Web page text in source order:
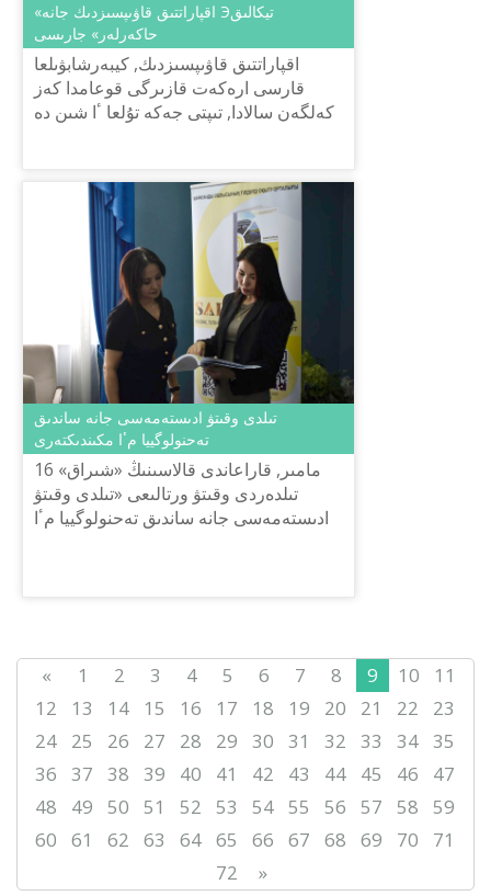
«اقپاراتتىق قاۋىپسىزدىك جانە Эتيكالىق
حاكەرلەر» جارىسى
اقپاراتتىق قاۋىپسىزدىك, كيبەرشابۋىلعا
قارسى ارەكەت قازىرگى قوعامدا كەز
كەلگەن سالادا, تىپتى جەكە تۇلعا ٴا شىن دە
تىلدى وقىتۋ ادىستەمەسى جانە ساندىق
تەحنولوگييا مٴا مكىندىكتەرى
16 مامىر, قاراعاندى قالاسىنىڭ «شىراق»
تىلدەردى وقىتۋ ورتالىعى «تىلدى وقىتۋ
ادىستەمەسى جانە ساندىق تەحنولوگييا مٴا
« 1 2 3 4 5 6 7 8 9 10
11
12
13 14 15 16 17 18 19 20 21 22
23
24
25 26 27 28 29 30 31 32 33 34 35
36
37 38 39 40 41 42 43 44 45 46
47
48
49 50 51 52 53 54 55 56 57 58
59
60
61 62 63 64 65 66 67 68 69 70
71
72
»